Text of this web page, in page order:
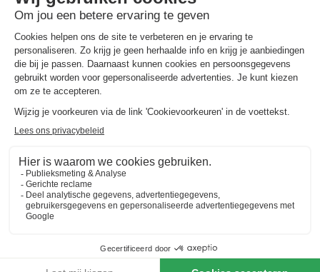
EuroParcs De Zeeuwse Duinen
9.0 Uitstekend
Meest populaire toeristische attracties…
Unieke ligging vlakbij het strand
Zon-, strand- en zeegevoel
Toon prijzen